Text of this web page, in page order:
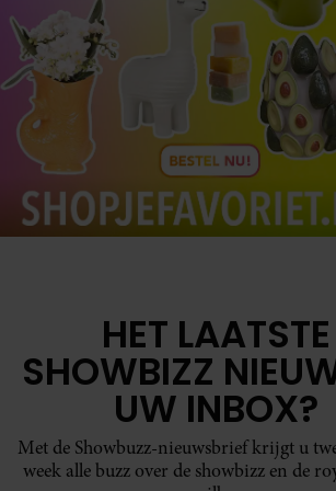
HET LAATSTE
SHOWBIZZ
UW INBOX?
Met de Showbuzz-nieuwsbrief krijgt u
week alle buzz over de showbizz en de